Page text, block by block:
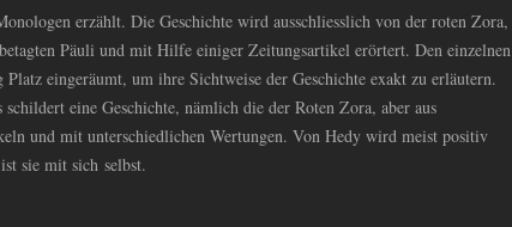
erzählt. Die Geschichte wird ausschliesslich von der roten Zora,
Päuli und mit Hilfe einiger Zeitungsartikel erörtert. Den einzelnen
eingeräumt, um ihre Sichtweise der Geschichte exakt zu erläutern.
eine Geschichte, nämlich die der Roten Zora, aber aus
und mit unterschiedlichen Wertungen. Von Hedy wird meist positiv
sie mit sich selbst.